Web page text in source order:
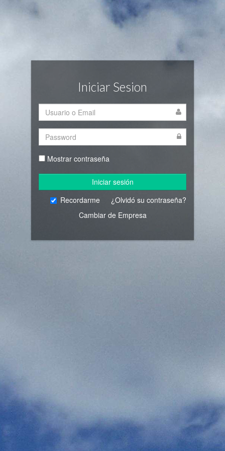
Iniciar Sesion
Mostrar contraseña
Iniciar sesión
Recordarme
¿Olvidó su contraseña?
Cambiar de Empresa